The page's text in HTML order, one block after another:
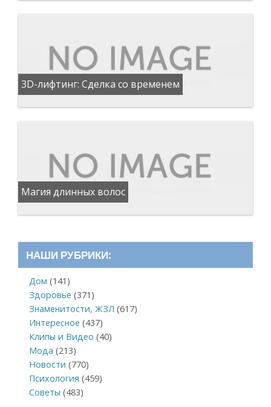
3D-лифтинг: Сделка со временем
Магия длинных волос
НАШИ РУБРИКИ:
Дом (141)
Здоровье (371)
Знаменитости, ЖЗЛ (617)
Интересное (437)
Клипы и Видео (40)
Мода (213)
Новости (770)
Психология (459)
Советы (483)